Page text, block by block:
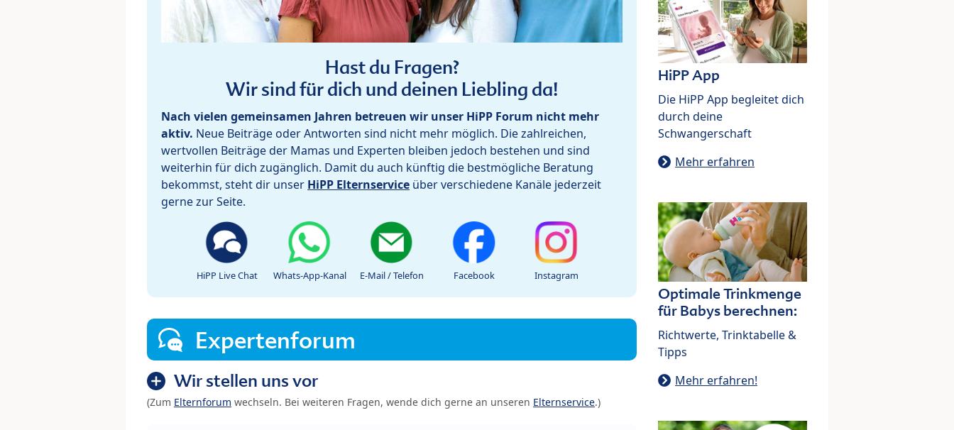
Hast du Fragen?
Wir sind für dich und deinen Liebling da!
Nach vielen gemeinsamen Jahren betreuen wir unser HiPP Forum nicht mehr
aktiv. Neue Beiträge oder Antworten sind nicht mehr möglich. Die zahlreichen,
wertvollen Beiträge der Mamas und Experten bleiben jedoch bestehen und sind
weiterhin für dich zugänglich. Damit du auch künftig die bestmögliche Beratung
bekommst, steht dir unser HiPP Elternservice über verschiedene Kanäle jederzeit
gerne zur Seite.
HiPP Live Chat Whats-App-Kanal E-Mail / Telefon Facebook Instagram
Expertenforum
Wir stellen uns vor
(Zum Elternforum wechseln. Bei weiteren Fragen, wende dich gerne an unseren Elternservice.)
HiPP App
Die HiPP App begleitet dich
durch deine
Schwangerschaft
Mehr erfahren
Optimale Trinkmenge
für Babys berechnen:
Richtwerte, Trinktabelle &
Tipps
Mehr erfahren!